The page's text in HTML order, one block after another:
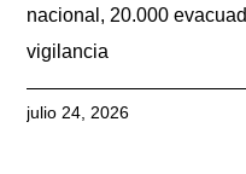
nacional, 20.000
vigilancia
julio 24, 2026